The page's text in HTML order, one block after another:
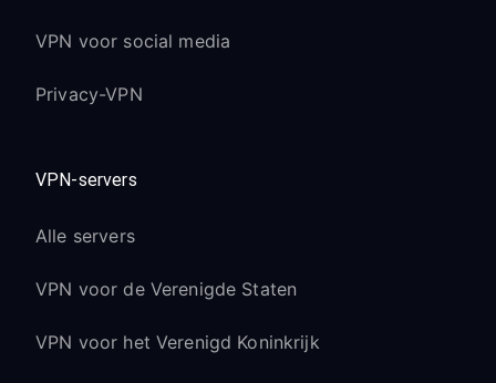
VPN voor social media
Privacy-VPN
VPN-servers
Alle servers
VPN voor de Verenigde Staten
VPN voor het Verenigd Koninkrijk